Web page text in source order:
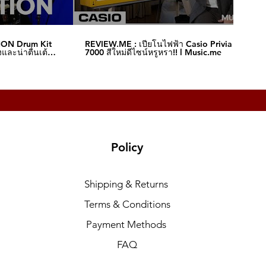
Drum Kit
ละน่าตื่นเต้น‼️
REVIEW.ME : เปียโนไฟฟ้า Casio Privia S-
7000 สีใหม่ดีไซน์หรูหรา!! l Music.me
Policy
Shipping & Returns
Terms & Conditions
Payment Methods
FAQ